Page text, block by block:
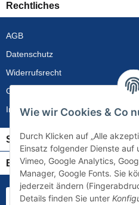
Rechtliches
AGB
Datenschutz
Widerrufsrecht
Gewährleistung
Impressum
Service
Bezahlung & Versand
Wie wir Cookies & Co
Durch Klicken auf „Alle
Einsatz folgender Dienste auf
Vimeo, Google Analytics,
Manager, Google Fonts. Sie
jederzeit ändern
Details finden Sie unter